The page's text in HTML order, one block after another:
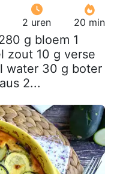
2 uren 20 min
g bloem 1
zout 10 g verse
water 30 g boter
2...